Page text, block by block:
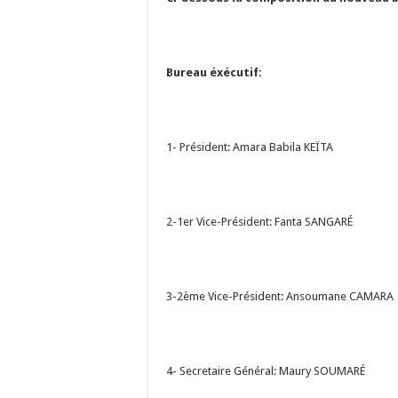
Bureau éxécutif:
1- Président: Amara Babila KEÏTA
2-1er Vice-Président: Fanta SANGARÉ
3-2ème Vice-Président: Ansoumane CAMARA
4- Secretaire Général: Maury SOUMARÉ